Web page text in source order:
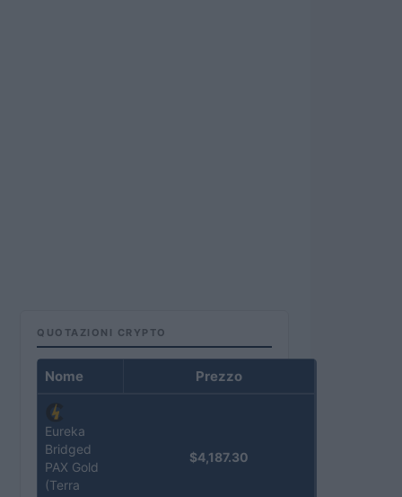
QUOTAZIONI CRYPTO
Nome Prezzo
Eureka
Bridged
PAX Gold
(Terra
$4,187.30